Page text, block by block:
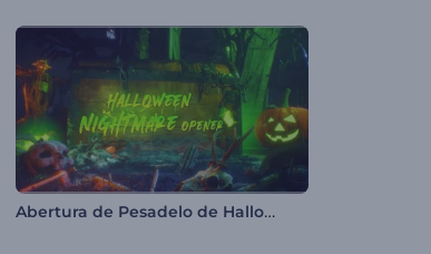
Abertura de Pesadelo de Halloween